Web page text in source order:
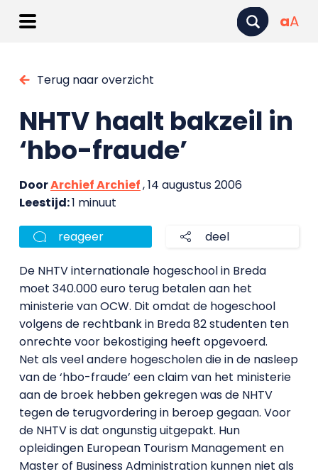
aA
Terug naar overzicht
NHTV haalt bakzeil in
‘hbo-fraude’
DoorArchief Archief, 14 augustus 2006
Leestijd:1 minuut
reageer deel
De NHTV internationale hogeschool in Breda
moet 340.000 euro terug betalen aan het
ministerie van OCW. Dit omdat de hogeschool
volgens de rechtbank in Breda 82 studenten ten
onrechte voor bekostiging heeft opgevoerd.
Net als veel andere hogescholen die in de nasleep
van de ‘hbo-fraude’ een claim van het ministerie
aan de broek hebben gekregen was de NHTV
tegen de terugvordering in beroep gegaan. Voor
de NHTV is dat ongunstig uitgepakt. Hun
opleidingen European Tourism Management en
Master of Business Administration kunnen niet als